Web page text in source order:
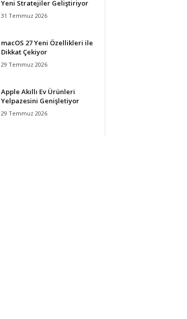
Yeni Stratejiler Geliştiriyor
31 Temmuz 2026
macOS 27 Yeni Özellikleri ile
Dikkat Çekiyor
29 Temmuz 2026
Apple Akıllı Ev Ürünleri
Yelpazesini Genişletiyor
29 Temmuz 2026